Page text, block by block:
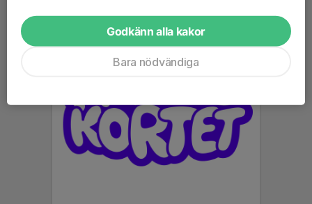
Godkänn alla kakor
Bara nödvändiga